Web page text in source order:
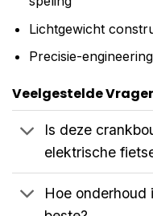
Lichtgewicht
Precisie-
Veelgestelde
Is deze
elektrische
Hoe